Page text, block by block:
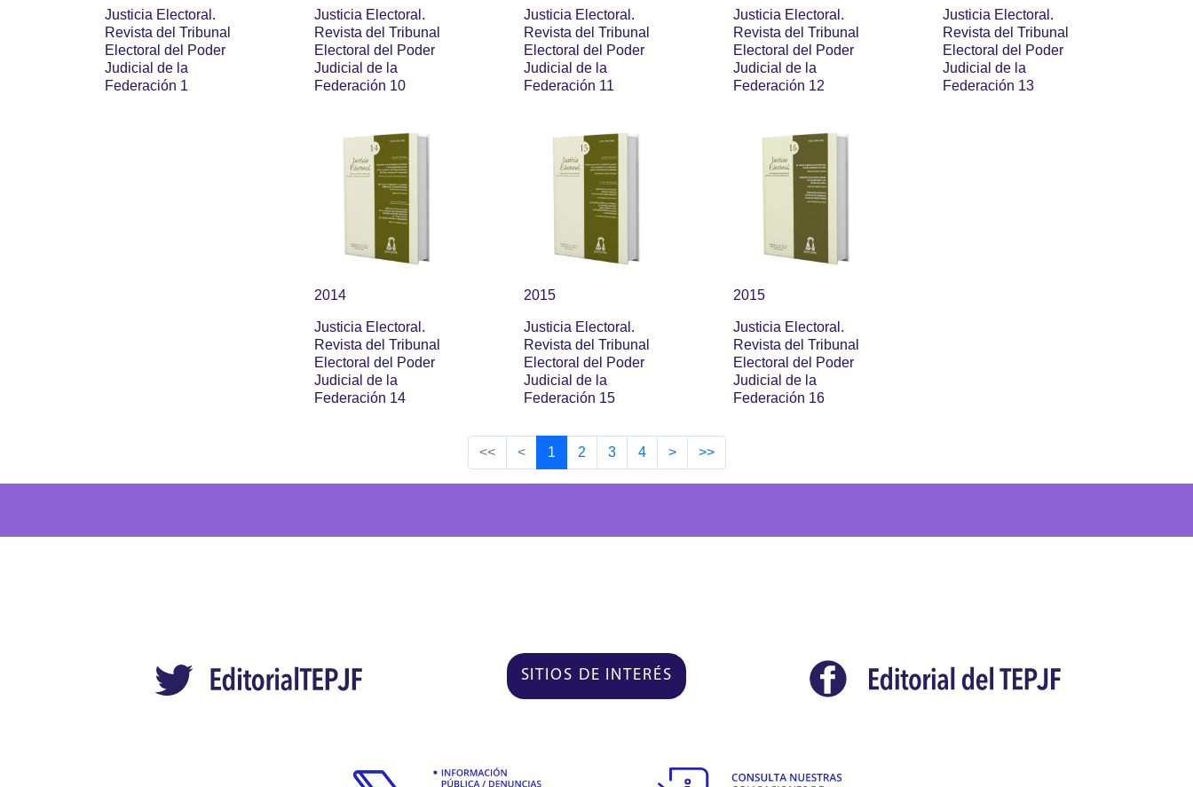
Justicia Electoral.
Revista del Tribunal
Electoral del Poder
Judicial de la
Federación 1
Justicia Electoral.
Revista del Tribunal
Electoral del Poder
Judicial de la
Federación 10
Justicia Electoral.
Revista del Tribunal
Electoral del Poder
Judicial de la
Federación 11
Justicia Electoral.
Revista del Tribunal
Electoral del Poder
Judicial de la
Federación 12
Justicia Electoral.
Revista del Tribunal
Electoral del Poder
Judicial de la
Federación 13
2014
Justicia Electoral.
Revista del Tribunal
Electoral del Poder
Judicial de la
Federación 14
2015
Justicia Electoral.
Revista del Tribunal
Electoral del Poder
Judicial de la
Federación 15
2015
Justicia Electoral.
Revista del Tribunal
Electoral del Poder
Judicial de la
Federación 16
<< < 1 2 3 4 > >>
SITIOS DE INTERÉS